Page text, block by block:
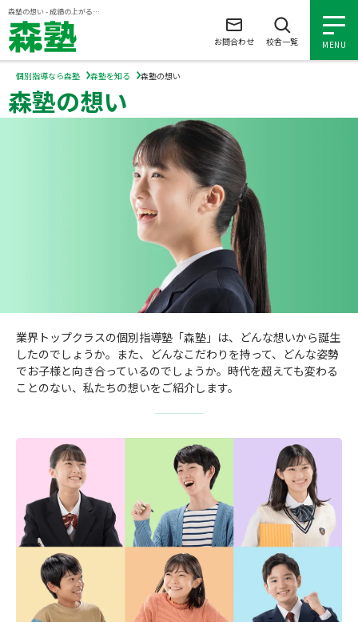
森塾の想い - 成績の上がる個別指導塾『森塾』
MENU
小学生の個別指導
中学生の個別指導
高校生の個別指導
森塾を知る トップ
森塾の想い
成績アップをかなえる！森塾メソッド
子と親のお悩み別！なぜ？どうして？森塾！
数字でなるほど！森塾
動画でわかる！森塾
入塾について トップ
塾の選び方
無料体験授業について
森塾のお得なキャンペーン・割引制度
よくあるご質問
0120-602-607
授業料等お問合わせはこちら
校舎一覧
お問合わせ 校舎一覧
個別指導なら森塾 森塾を知る 森塾の想い
森塾の想い
業界トップクラスの個別指導塾「森塾」は、どんな想いから誕生
したのでしょうか。また、どんなこだわりを持って、どんな姿勢
でお子様と向き合っているのでしょうか。時代を超えても変わる
ことのない、私たちの想いをご紹介します。